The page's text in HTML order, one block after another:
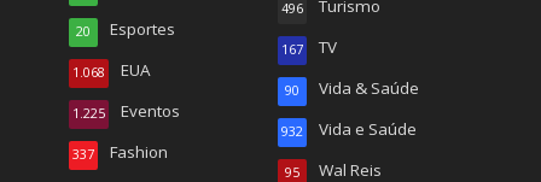
Esportes
20
EUA
1.068
Eventos
1.225
Fashion
337
Turismo
496
TV
167
Vida & Saúde
90
Vida e Saúde
932
Wal Reis
95